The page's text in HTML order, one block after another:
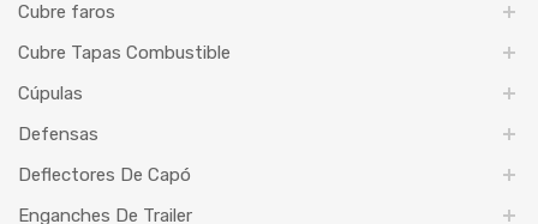
Cubre faros
Cubre Tapas Combustible
Cúpulas
Defensas
Deflectores De Capó
Enganches De Trailer